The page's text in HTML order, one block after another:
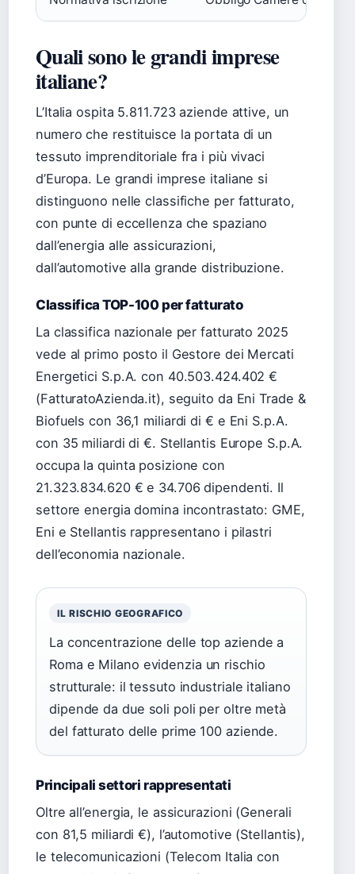
Quali sono le grandi imprese
italiane?
L’Italia ospita 5.811.723 aziende attive, un
numero che restituisce la portata di un
tessuto imprenditoriale fra i più vivaci
d’Europa. Le grandi imprese italiane si
distinguono nelle classifiche per fatturato,
con punte di eccellenza che spaziano
dall’energia alle assicurazioni,
dall’automotive alla grande distribuzione.
Classifica TOP-100 per fatturato
La classifica nazionale per fatturato 2025
vede al primo posto il Gestore dei Mercati
Energetici S.p.A. con 40.503.424.402 €
(FatturatoAzienda.it), seguito da Eni Trade &
Biofuels con 36,1 miliardi di € e Eni S.p.A.
con 35 miliardi di €. Stellantis Europe S.p.A.
occupa la quinta posizione con
21.323.834.620 € e 34.706 dipendenti. Il
settore energia domina incontrastato: GME,
Eni e Stellantis rappresentano i pilastri
dell’economia nazionale.
IL RISCHIO GEOGRAFICO
La concentrazione delle top aziende a
Roma e Milano evidenzia un rischio
strutturale: il tessuto industriale italiano
dipende da due soli poli per oltre metà
del fatturato delle prime 100 aziende.
Principali settori rappresentati
Oltre all’energia, le assicurazioni (Generali
con 81,5 miliardi €), l’automotive (Stellantis),
le telecomunicazioni (Telecom Italia con